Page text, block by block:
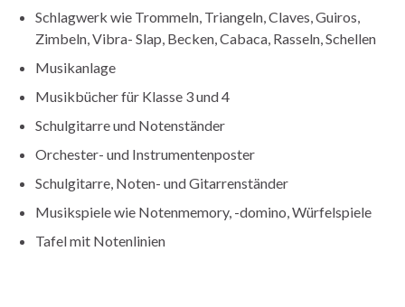
Schlagwerk wie Trommeln, Triangeln, Claves, Guiros,
Zimbeln, Vibra- Slap, Becken, Cabaca, Rasseln, Schellen
Musikanlage
Musikbücher für Klasse 3 und 4
Schulgitarre und Notenständer
Orchester- und Instrumentenposter
Schulgitarre, Noten- und Gitarrenständer
Musikspiele wie Notenmemory, -domino, Würfelspiele
Tafel mit Notenlinien